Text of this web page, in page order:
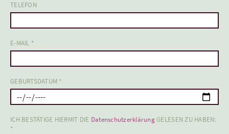
TELEFON
E-MAIL *
GEBURTSDATUM *
ICH BESTÄTIGE HIERMIT DIE DatenschutzerklärungGELESEN ZU HABEN:
*